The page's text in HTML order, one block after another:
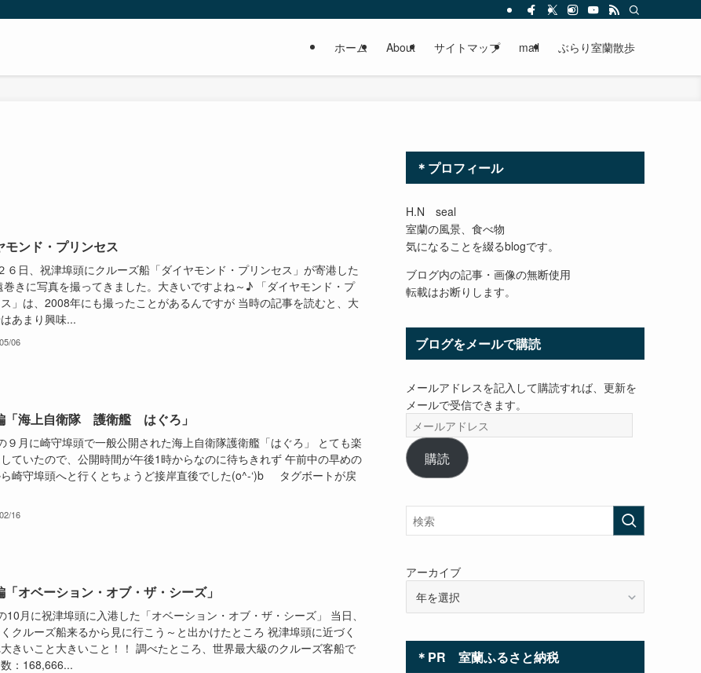
ホーム About サイトマップ mail ぶらり室蘭散歩
モンド・プリンセス
６日、祝津埠頭にクルーズ船「ダイヤモンド・プリンセス」が寄港した
巻きに写真を撮ってきました。大きいですよね～♪ 「ダイヤモンド・プ
」は、2008年にも撮ったことがあるんですが 当時の記事を読むと、大
あまり興味...
06
「海上自衛隊 護衛艦 はぐろ」
９月に崎守埠頭で一般公開された海上自衛隊護衛艦「はぐろ」 とても楽
ていたので、公開時間が午後1時からなのに待ちきれず 午前中の早めの
崎守埠頭へと行くとちょうど接岸直後でした(o^-‘)b タグボートが戻
16
「オベーション・オブ・ザ・シーズ」
10月に祝津埠頭に入港した「オベーション・オブ・ザ・シーズ」 当日、
クルーズ船来るから見に行こう～と出かけたところ 祝津埠頭に近づく
きいこと大きいこと！！ 調べたところ、世界最大級のクルーズ客船で
：168,666...
＊プロフィール
H.N seal
室蘭の風景、食べ物
気になることを綴るblogです。
ブログ内の記事・画像の無断使用
転載はお断りします。
ブログをメールで購読
メールアドレスを記入して購読すれば、更新を
メールで受信できます。
ー
ル
ア
レ
ス
購読
アーカイブ
＊PR 室蘭ふるさと納税